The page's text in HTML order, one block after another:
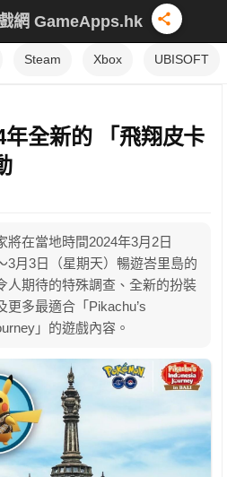
網 GameApps.hk
Steam Xbox UBISOFT
全新的 「飛翔皮卡
將在當地時間2024年3月2日
3月3日（星期天）暢遊峇里島的
人期待的特殊調查、全新的扮裝
更多最適合「Pikachu’s
」的遊戲內容。